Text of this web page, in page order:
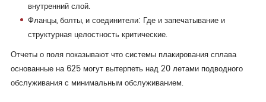
внутренний слой.
Фланцы, болты, и соединители: Где и запечатывание и
структурная целостность критические.
Отчеты о поля показывают что системы плакирования сплава
основанные на 625 могут вытерпеть над 20 летами подводного
обслуживания с минимальным обслуживанием.